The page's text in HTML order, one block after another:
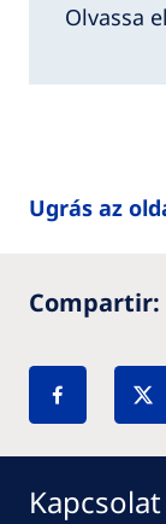
Olvassa
Ugrás az
Compartir:
Kapcsolat